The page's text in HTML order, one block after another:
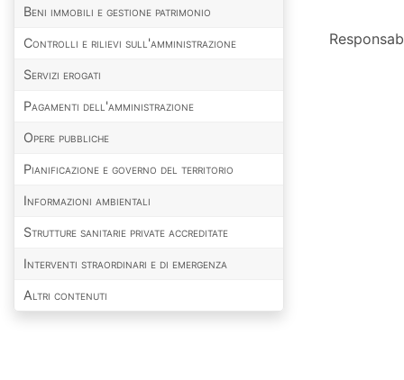
Beni immobili e gestione patrimonio
Controlli e rilievi sull'amministrazione
Servizi erogati
Pagamenti dell'amministrazione
Opere pubbliche
Pianificazione e governo del territorio
Informazioni ambientali
Strutture sanitarie private accreditate
Interventi straordinari e di emergenza
Altri contenuti